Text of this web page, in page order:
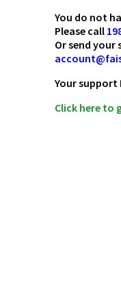
You do not
Please call
Or send your
Your support
Click here to